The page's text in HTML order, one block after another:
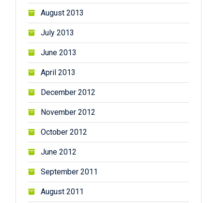
August 2013
July 2013
June 2013
April 2013
December 2012
November 2012
October 2012
June 2012
September 2011
August 2011